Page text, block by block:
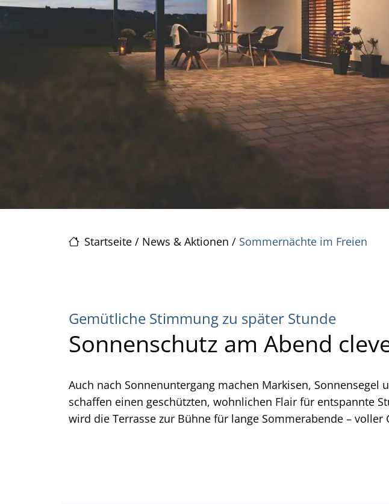
Startseite / News & Aktionen / Sommernächte im Freien
Gemütliche Stimmung zu später Stunde
Sonnenschutz am Abend
Auch nach Sonnenuntergang machen Markisen,
schaffen einen geschützten, wohnlichen Flair für entspannte
wird die Terrasse zur Bühne für lange Sommerabende –